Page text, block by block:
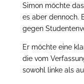
Simon möchte
es aber dennoch.
gegen
Er möchte eine
die vom
sowohl linke als